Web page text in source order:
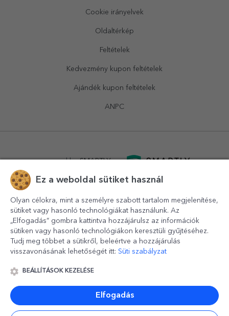
Cookie irányelvek
Oldaltérkép
Feltételek
Kedvezmény kupon feltételek
Ajándék kupon feltételek
ANPC
powered bySMARTLY.ro
© 2016-2026 StarGift
contact@stargift.hu
www.stargift.hu
Ez a weboldal sütiket használ
Olyan célokra, mint a személyre szabott tartalom megjelenítése,
sütiket vagy hasonló technológiákat használunk. Az
„Elfogadás” gombra kattintva hozzájárulsz az információk
sütiken vagy hasonló technológiákon keresztüli gyűjtéséhez.
Tudj meg többet a sütikről, beleértve a hozzájárulás
visszavonásának lehetőségét itt: Süti szabályzat
BEÁLLÍTÁSOK KEZELÉSE
Elfogadás